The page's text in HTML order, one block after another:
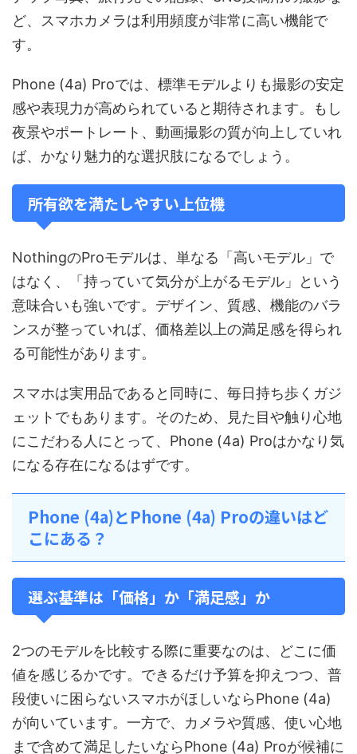
ど、スマホカメラは利用頻度が非常に高い機能で
す。
Phone (4a) Proでは、標準モデルよりも撮影の安定
感や表現力が高められていると期待されます。もし
夜景やポートレート、動画撮影の質が向上していれ
ば、かなり魅力的な選択肢になるでしょう。
所有欲を満たしやすい上位機
NothingのProモデルは、単なる「高いモデル」で
はなく、「持っていて気分が上がるモデル」という
意味合いも強いです。デザイン、質感、機能のバラ
ンスが整っていれば、価格差以上の満足感を得られ
る可能性があります。
スマホは実用品であると同時に、毎日持ち歩くガジ
ェットでもあります。そのため、見た目や触り心地
にこだわる人にとって、Phone (4a) Proはかなり気
になる存在になるはずです。
Phone (4a)とPhone (4a) Proの違いはど
こにある？
選ぶ基準は「価格」か「満足感」か
2つのモデルを比較する際に重要なのは、どこに価
値を感じるかです。できるだけ予算を抑えつつ、普
段使いに困らないスマホがほしいならPhone (4a)
が向いています。一方で、カメラや質感、使い心地
まで含めて満足したいならPhone (4a) Proが候補に